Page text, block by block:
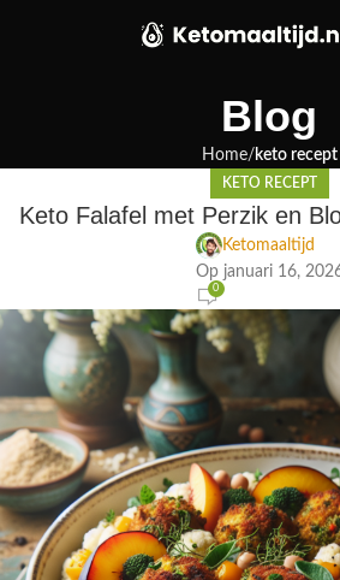
Blog
Home keto recept
KETO RECEPT
Keto Falafel met Perzik en
Ketomaaltijd
Op januari 16,
0